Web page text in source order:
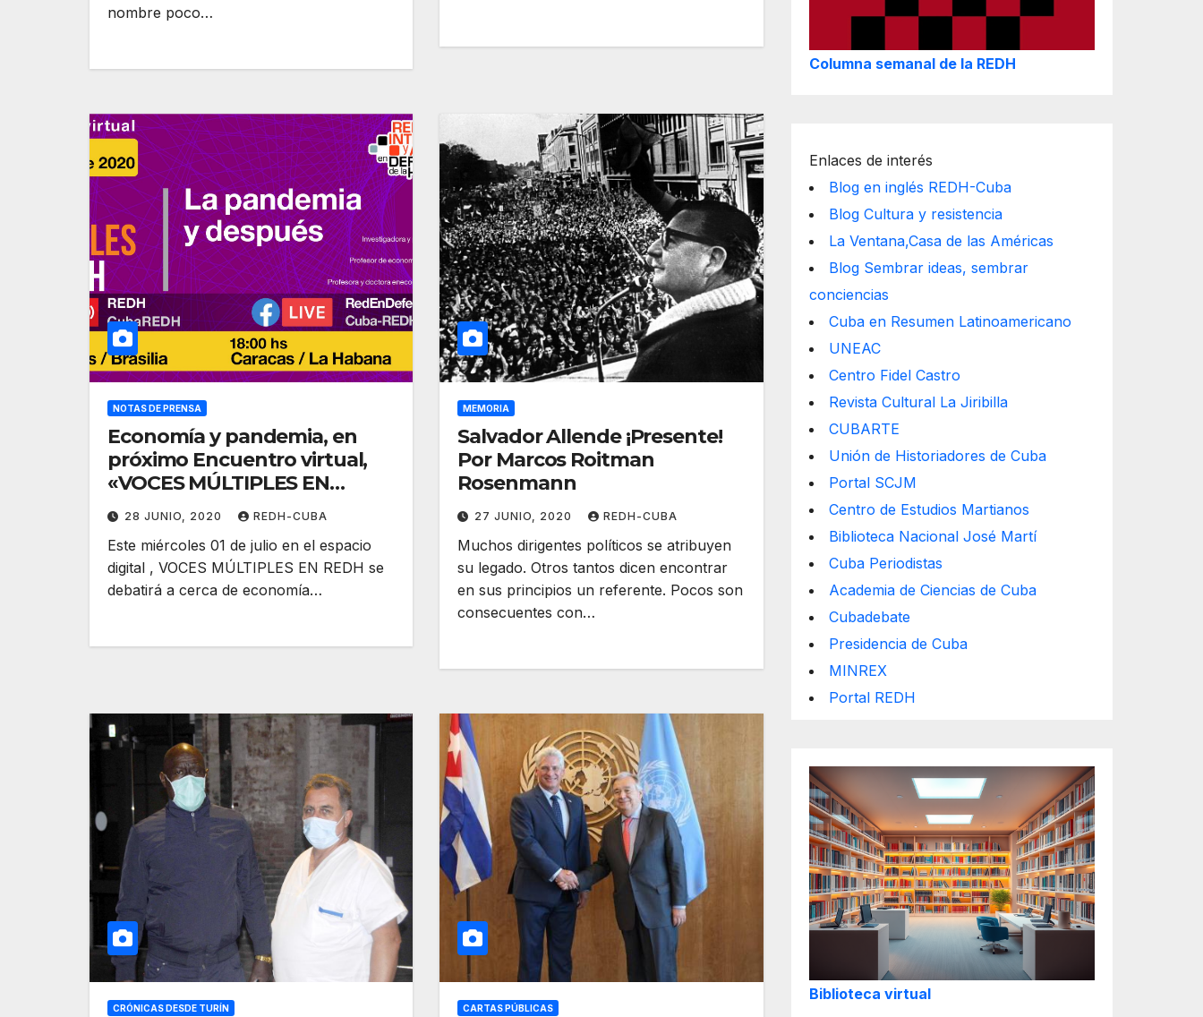
nombre poco…
NOTAS DE PRENSA
Economía y pandemia, en
próximo Encuentro virtual,
«VOCES MÚLTIPLES EN
REDH»
28 JUNIO, 2020 REDH-CUBA
Este miércoles 01 de julio en el espacio
digital , VOCES MÚLTIPLES EN REDH se
debatirá a cerca de economía…
MEMORIA
Salvador Allende ¡Presente!
Por Marcos Roitman
Rosenmann
27 JUNIO, 2020 REDH-CUBA
Muchos dirigentes políticos se atribuyen
su legado. Otros tantos dicen encontrar
en sus principios un referente. Pocos son
consecuentes con…
CRÓNICAS DESDE TURÍN CARTAS PÚBLICAS
Columna semanal de la REDH
Enlaces de interés
Blog en inglés REDH-Cuba
Blog Cultura y resistencia
La Ventana,Casa de las Américas
Blog Sembrar ideas, sembrar
conciencias
Cuba en Resumen Latinoamericano
UNEAC
Centro Fidel Castro
Revista Cultural La Jiribilla
CUBARTE
Unión de Historiadores de Cuba
Portal SCJM
Centro de Estudios Martianos
Biblioteca Nacional José Martí
Cuba Periodistas
Academia de Ciencias de Cuba
Cubadebate
Presidencia de Cuba
MINREX
Portal REDH
Biblioteca virtual